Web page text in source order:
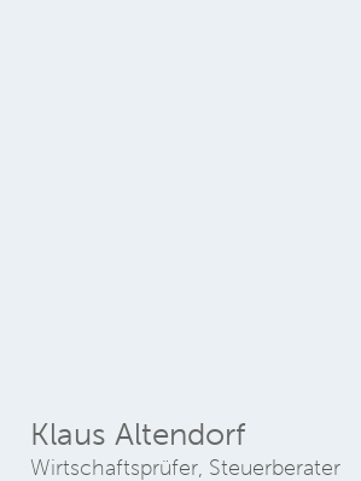
Klaus Altendorf
Wirtschaftsprüfer, Steuerberater